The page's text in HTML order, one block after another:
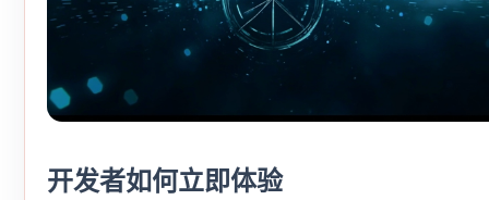
开发者如何立即体验